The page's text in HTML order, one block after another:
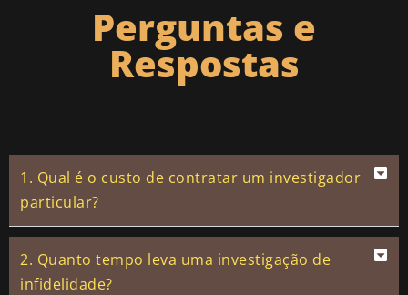
Perguntas e
Respostas
1. Qual é o custo de contratar um investigador
particular?
2. Quanto tempo leva uma investigação de
infidelidade?